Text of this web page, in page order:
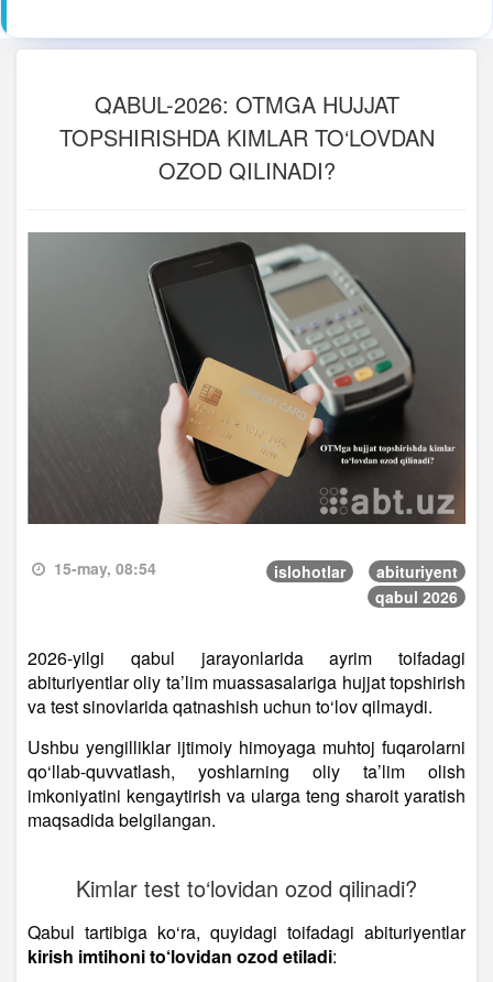
QABUL-2026: OTMGA HUJJAT
TOPSHIRISHDA KIMLAR TO‘LOVDAN
OZOD QILINADI?
15-may, 08:54 islohotlar
abituriyent
qabul 2026
2026-yilgi qabul jarayonlarida ayrim toifadagi
abituriyentlar oliy ta’lim muassasalariga hujjat topshirish
va test sinovlarida qatnashish uchun to‘lov qilmaydi.
Ushbu yengilliklar ijtimoiy himoyaga muhtoj fuqarolarni
qo‘llab-quvvatlash, yoshlarning oliy ta’lim olish
imkoniyatini kengaytirish va ularga teng sharoit yaratish
maqsadida belgilangan.
Kimlar test to‘lovidan ozod qilinadi?
Qabul tartibiga ko‘ra, quyidagi toifadagi abituriyentlar
kirish imtihoni to‘lovidan ozod etiladi: